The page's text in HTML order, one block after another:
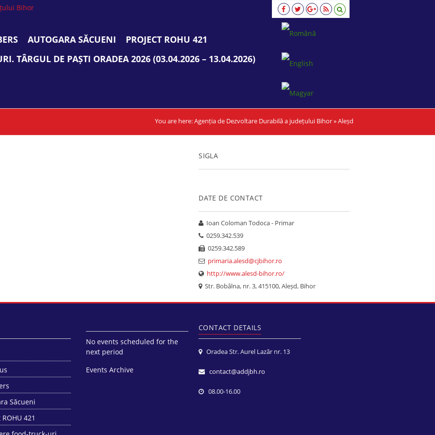
AUTOGARA SĂCUENI
PROJECT ROHU 421
TÂRGUL DE PAȘTI ORADEA 2026 (03.04.2026 – 13.04.2026)
You are here:Agenția de Dezvoltare Durabilă a județului Bihor»Aleșd
SIGLA
DATE DE CONTACT
Ioan Coloman Todoca - Primar
0259.342.539
0259.342.589
primaria.alesd@cjbihor.ro
http://www.alesd-bihor.ro/
Str. Bobâlna, nr. 3, 415100, Aleșd, Bihor
Săcueni
421
No events scheduled for the
next period
Events Archive
CONTACT DETAILS
Oradea Str. Aurel Lazăr nr. 13
contact@addjbh.ro
08.00-16.00